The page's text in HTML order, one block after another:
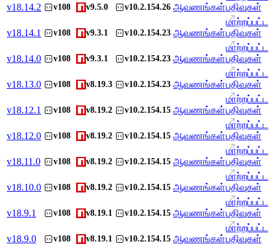
v18.14.2 v108 v9.5.0 v10.2.154.26 ஆவணங்கள்பதிவுகள்
v18.14.1 v108 v9.3.1 v10.2.154.23 ஆவணங்கள்
மாற்றப்பட்ட
பதிவுகள்
v18.14.0 v108 v9.3.1 v10.2.154.23 ஆவணங்கள்
மாற்றப்பட்ட
பதிவுகள்
v18.13.0 v108 v8.19.3 v10.2.154.23 ஆவணங்கள்
மாற்றப்பட்ட
பதிவுகள்
v18.12.1 v108 v8.19.2 v10.2.154.15 ஆவணங்கள்
மாற்றப்பட்ட
பதிவுகள்
v18.12.0 v108 v8.19.2 v10.2.154.15 ஆவணங்கள்
மாற்றப்பட்ட
பதிவுகள்
v18.11.0 v108 v8.19.2 v10.2.154.15 ஆவணங்கள்
மாற்றப்பட்ட
பதிவுகள்
v18.10.0 v108 v8.19.2 v10.2.154.15 ஆவணங்கள்
மாற்றப்பட்ட
பதிவுகள்
v18.9.1 v108 v8.19.1 v10.2.154.15 ஆவணங்கள்
மாற்றப்பட்ட
பதிவுகள்
v18.9.0 v108 v8.19.1 v10.2.154.15 ஆவணங்கள்
மாற்றப்பட்ட
பதிவுகள்